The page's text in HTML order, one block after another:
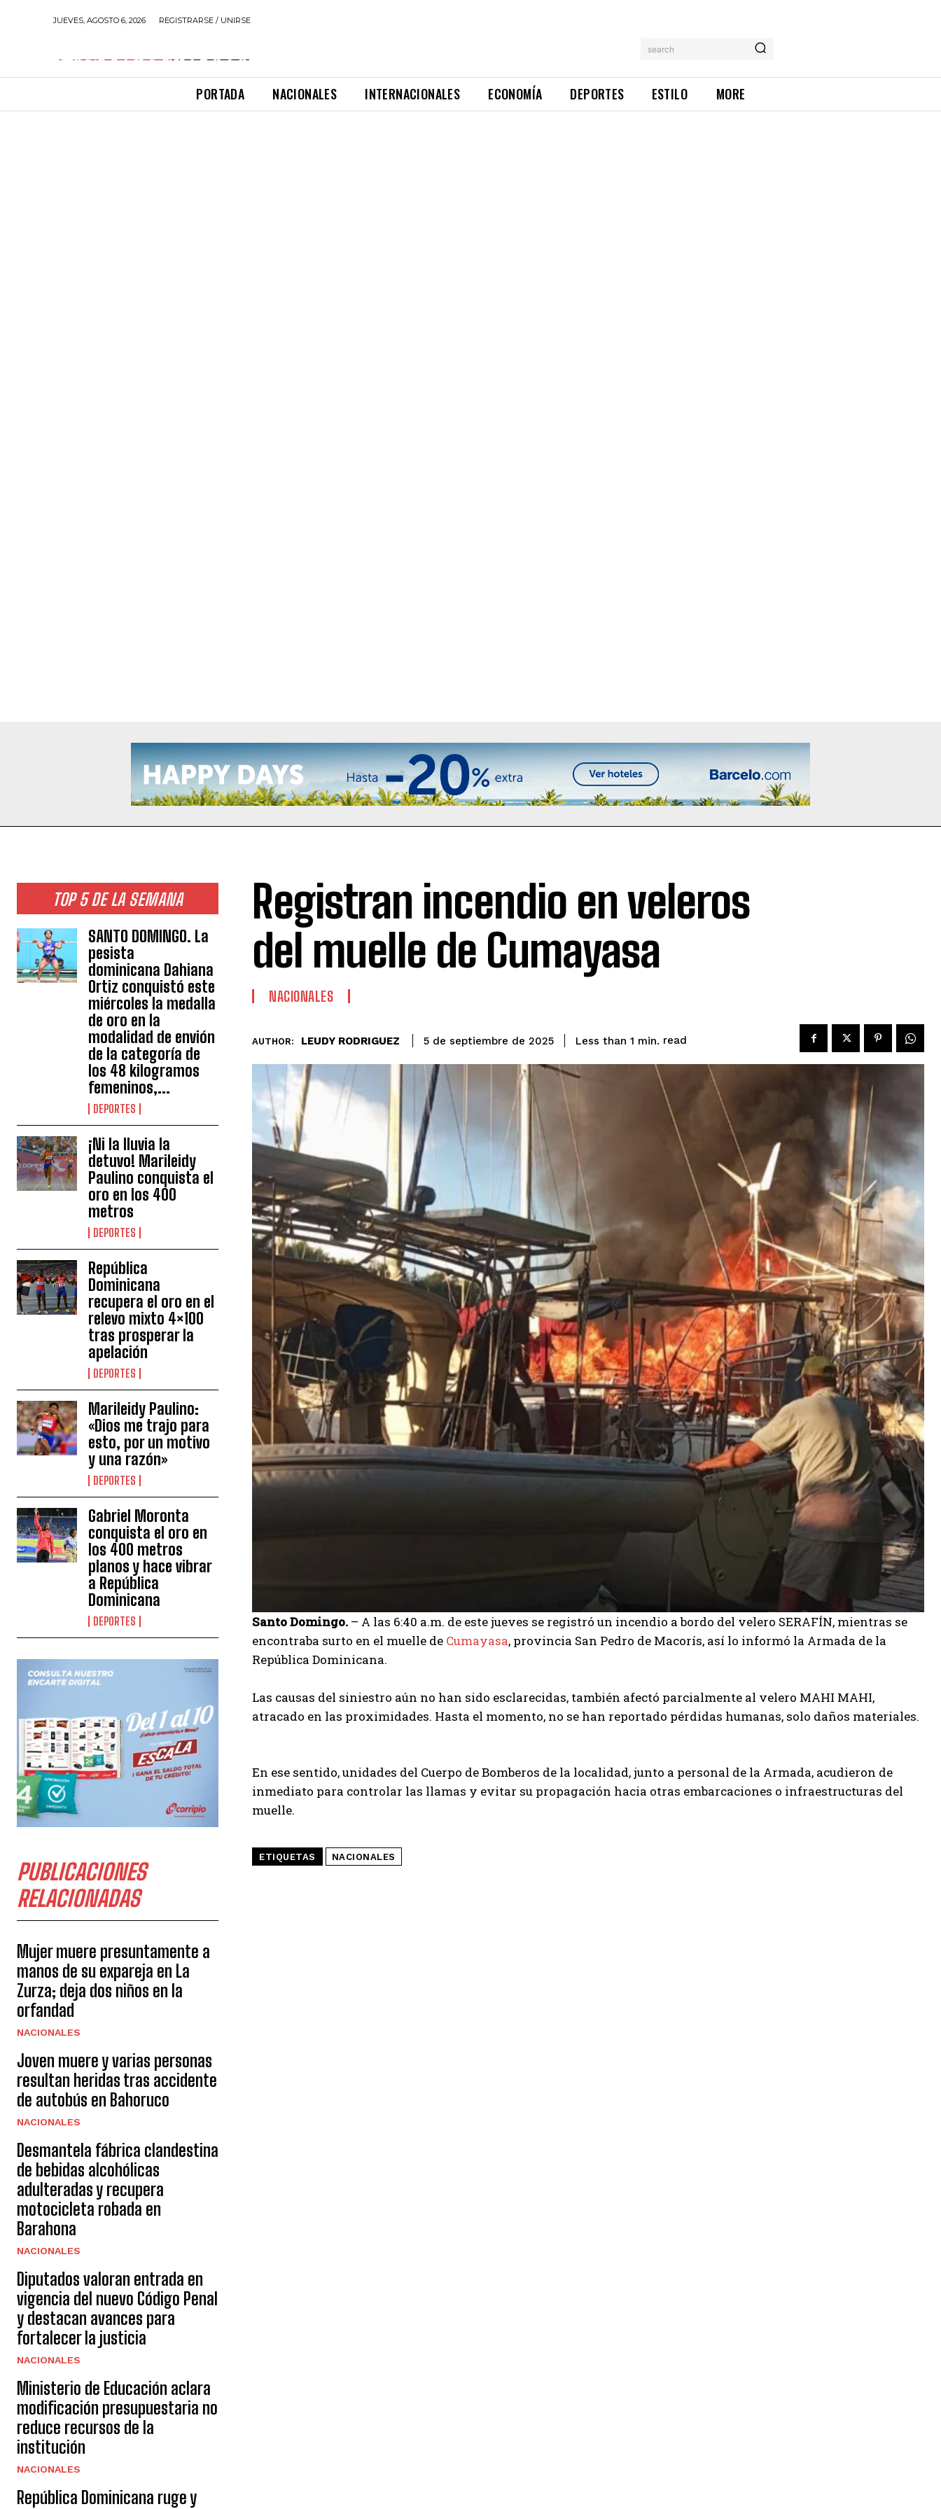
JUEVES, AGOSTO 6, 2026 REGISTRARSE / UNIRSE
search
PORTADA NACIONALES INTERNACIONALES ECONOMÍA DEPORTES ESTILO MORE
TOP 5 DE LA SEMANA
SANTO DOMINGO. La
pesista
dominicana Dahiana
Ortiz conquistó este
miércoles la medalla
de oro en la
modalidad de envión
de la categoría de
los 48 kilogramos
femeninos,...
DEPORTES
¡Ni la lluvia la
detuvo! Marileidy
Paulino conquista el
oro en los 400
metros
DEPORTES
República
Dominicana
recupera el oro en el
relevo mixto 4×100
tras prosperar la
apelación
DEPORTES
Marileidy Paulino:
«Dios me trajo para
esto, por un motivo
y una razón»
DEPORTES
Gabriel Moronta
conquista el oro en
los 400 metros
planos y hace vibrar
a República
Dominicana
DEPORTES
PUBLICACIONES
RELACIONADAS
Mujer muere presuntamente a
manos de su expareja en La
Zurza; deja dos niños en la
orfandad
NACIONALES
Joven muere y varias personas
resultan heridas tras accidente
de autobús en Bahoruco
NACIONALES
Desmantela fábrica clandestina
de bebidas alcohólicas
adulteradas y recupera
motocicleta robada en
Barahona
NACIONALES
Diputados valoran entrada en
vigencia del nuevo Código Penal
y destacan avances para
fortalecer la justicia
NACIONALES
Ministerio de Educación aclara
modificación presupuestaria no
reduce recursos de la
institución
NACIONALES
República Dominicana ruge y
Registran incendio en veleros
del muelle de Cumayasa
NACIONALES
AUTHOR: LEUDY RODRIGUEZ 5 de septiembre de 2025 Less than 1 min. read
Santo Domingo. – A las 6:40 a.m. de este jueves se registró un incendio a bordo del velero SERAFÍN, mientras se
encontraba surto en el muelle de Cumayasa, provincia San Pedro de Macorís, así lo informó la Armada de la
República Dominicana.
Las causas del siniestro aún no han sido esclarecidas, también afectó parcialmente al velero MAHI MAHI,
atracado en las proximidades. Hasta el momento, no se han reportado pérdidas humanas, solo daños materiales.
En ese sentido, unidades del Cuerpo de Bomberos de la localidad, junto a personal de la Armada, acudieron de
inmediato para controlar las llamas y evitar su propagación hacia otras embarcaciones o infraestructuras del
muelle.
ETIQUETAS NACIONALES